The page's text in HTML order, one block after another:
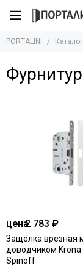
Albero
Aurum Doors
Hausdoors
Glass Tur
Kapelli
PORTALINI Каталог
цена2 783 ₽
Защёлка врезная
доводчиком Krona
Spinoff